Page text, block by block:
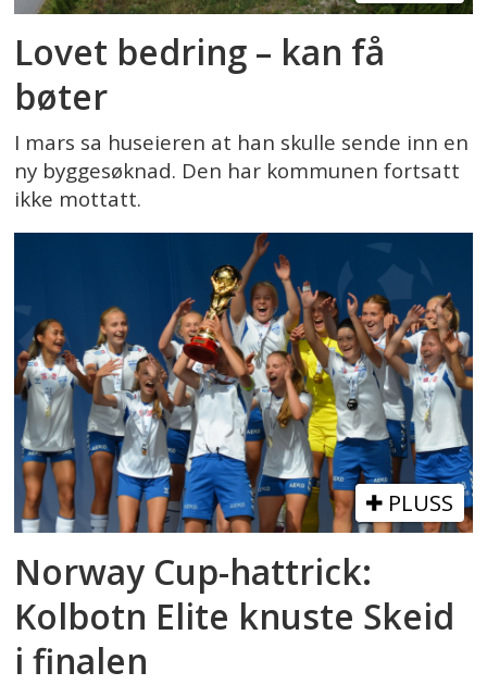
Lovet bedring – kan få
bøter
I mars sa huseieren at han skulle sende inn en
ny byggesøknad. Den har kommunen fortsatt
ikke mottatt.
PLUSS
Norway Cup-hattrick:
Kolbotn Elite knuste Skeid
i finalen